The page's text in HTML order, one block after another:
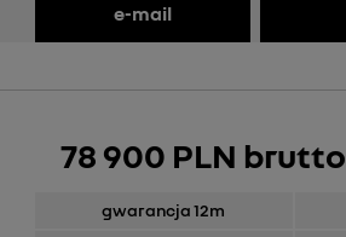
e-mail
78 900 PLN brutto
gwarancja 12m